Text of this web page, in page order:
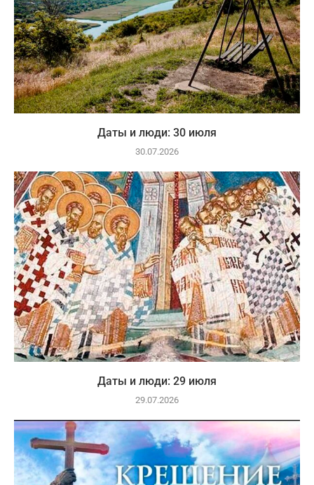
Даты и люди: 30 июля
30.07.2026
Даты и люди: 29 июля
29.07.2026